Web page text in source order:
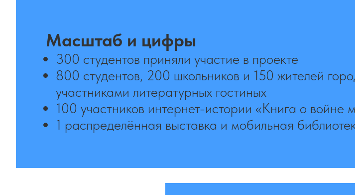
Масштаб и цифры
300 студентов приняли участие в проекте
800 студентов, 200 школьников и 150 жителей
участниками литературных гостиных
100 участников интернет-истории «Книга о войне
1 распределённая выставка и мобильная